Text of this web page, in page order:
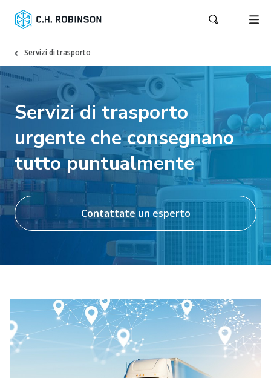
Servizi di trasporto
Servizi di trasporto
urgente che consegnano
tutto puntualmente
Contattate un esperto